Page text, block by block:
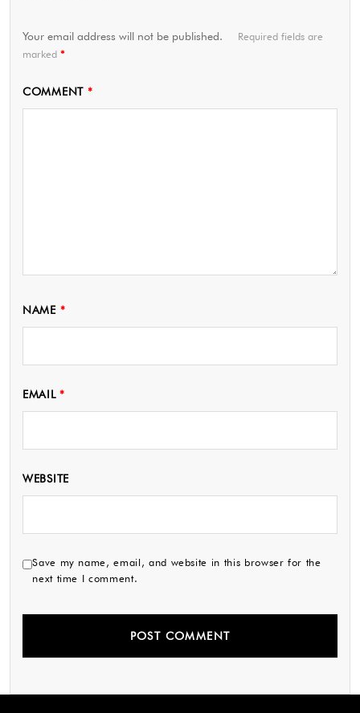
Your email address will not be published.
Required fields are
marked *
COMMENT *
NAME *
EMAIL*
WEBSITE
Save my name, email, and website in this browser for the
next time I comment.